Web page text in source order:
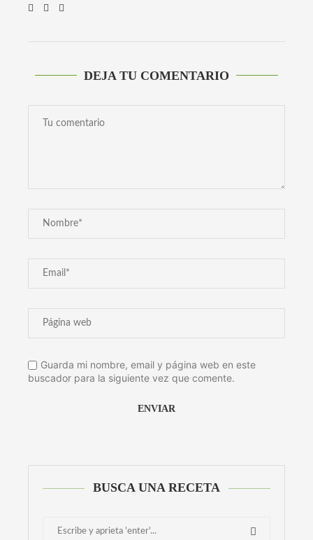
DEJA TU COMENTARIO
Guarda mi nombre, email y página web en este
buscador para la siguiente vez que comente.
BUSCA UNA RECETA